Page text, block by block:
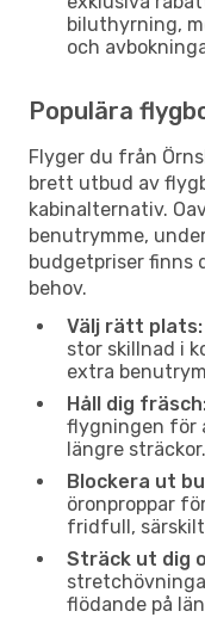
biluthyrning,
och
Populära
Flyger du från
brett utbud av
kabinalternativ.
benutrymme,
budgetpriser finns
behov.
Välj rätt plats:
stor skillnad i
extra
Håll dig
flygningen för
längre sträckor.
Blockera ut
öronproppar
fridfull,
Sträck ut dig
flödande på